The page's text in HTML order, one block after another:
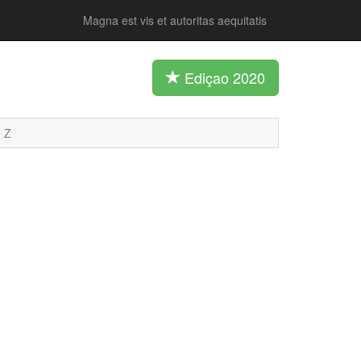
Magna est vis et autoritas aequitatis
Ediçao 2020
Z